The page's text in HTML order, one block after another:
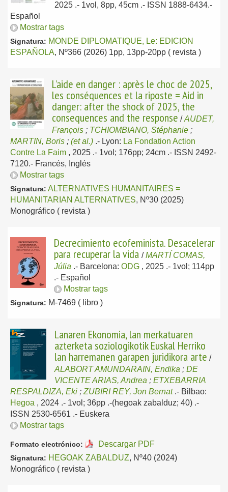
2025 .- 1vol, 8pp, 45cm .- ISSN 1888-6434.-
Español
Mostrar tags
Signatura: MONDE DIPLOMATIQUE, Le: EDICION
ESPAÑOLA, Nº366 (2026) 1pp, 13pp-20pp ( revista )
L’aide en danger : après le choc de 2025,
les conséquences et la riposte = Aid in
danger: after the shock of 2025, the
consequences and the response /AUDET,
François ; TCHIOMBIANO, Stéphanie ;
MARTIN, Boris ; (et al.) .- Lyon: La Fondation Action
Contre La Faim , 2025 .- 1vol; 176pp; 24cm .- ISSN 2492-
7120.- Francés, Inglés
Mostrar tags
Signatura: ALTERNATIVES HUMANITAIRES =
HUMANITARIAN ALTERNATIVES, Nº30 (2025)
Monográfico ( revista )
Decrecimiento ecofeminista. Desacelerar
para recuperar la vida /MARTÍ COMAS,
Júlia .- Barcelona: ODG , 2025 .- 1vol; 114pp
.- Español
Mostrar tags
Signatura: M-7469 ( libro )
Lanaren Ekonomia, lan merkatuaren
azterketa soziologikotik Euskal Herriko
lan harremanen garapen juridikora arte /
ALABORT AMUNDARAIN, Endika ; DE
VICENTE ARIAS, Andrea ; ETXEBARRIA
RESPALDIZA, Eki ; ZUBIRI REY, Jon Bernat .- Bilbao:
Hegoa , 2024 .- 1vol; 36pp .-(hegoak zabalduz; 40) .-
ISSN 2530-6561 .- Euskera
Mostrar tags
Formato electrónico: Descargar PDF
Signatura: HEGOAK ZABALDUZ, Nº40 (2024)
Monográfico ( revista )